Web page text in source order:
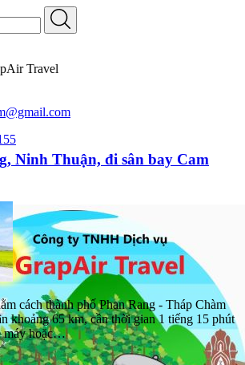
Ninh Thuận, đi sân bay Cam
cách thành phố Phan Rang - Tháp Chàm
khoảng 65 km, cần thời gian 1 tiếng 15 phút
máy hoặc…